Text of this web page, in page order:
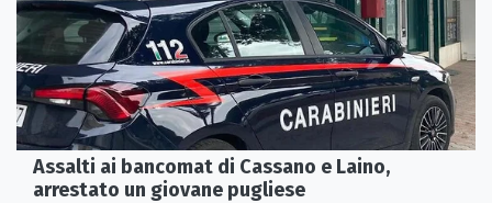
Assalti ai bancomat di Cassano e Laino,
arrestato un giovane pugliese